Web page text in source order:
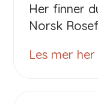
Her finner
Norsk
Les mer her